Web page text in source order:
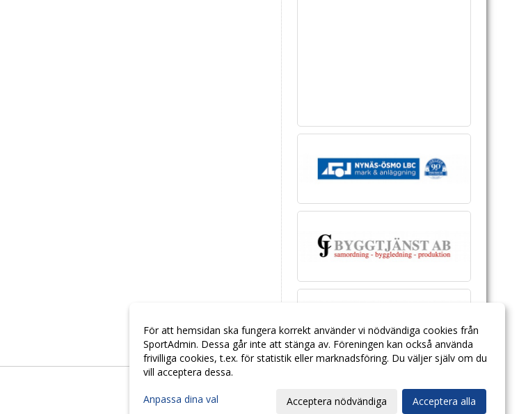
För att hemsidan ska fungera korrekt använder vi nödvändiga cookies från
SportAdmin. Dessa går inte att stänga av. Föreningen kan också använda
frivilliga cookies, t.ex. för statistik eller marknadsföring. Du väljer själv om du
vill acceptera dessa.
Anpassa dina val Acceptera nödvändiga Acceptera alla